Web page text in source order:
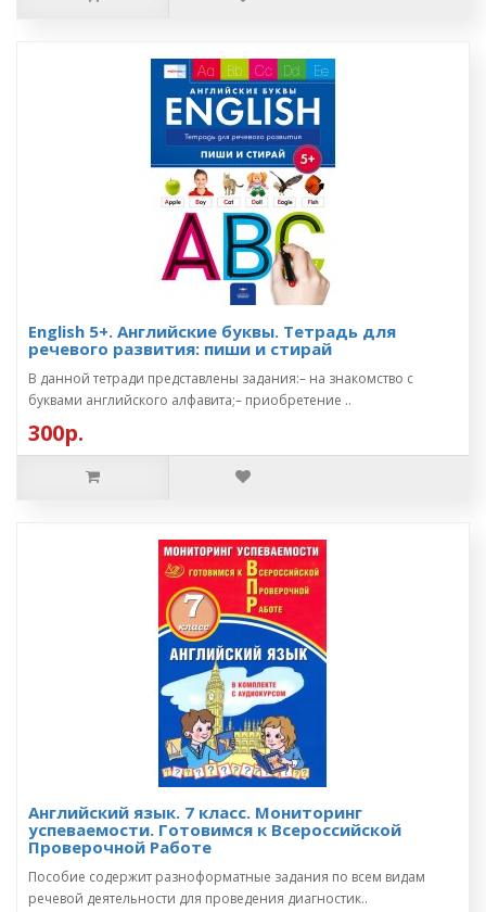
English 5+. Английские буквы. Тетрадь для
речевого развития: пиши и стирай
В данной тетради представлены задания:– на знакомство с
буквами английского алфавита;– приобретение ..
300р.
Английский язык. 7 класс. Мониторинг
успеваемости. Готовимся к Всероссийской
Проверочной Работе
Пособие содержит разноформатные задания по всем видам
речевой деятельности для проведения диагностик..